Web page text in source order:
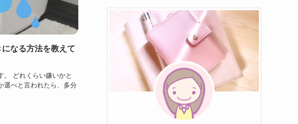
なる方法を教えて
。 どれくらい嫌いかと
選べと言われたら、多分